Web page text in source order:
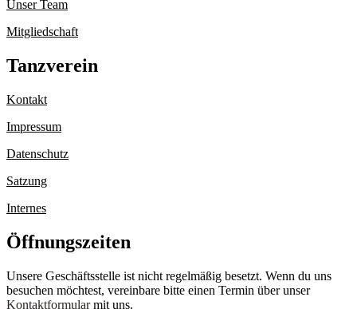
Unser Team
Mitgliedschaft
Tanzverein
Kontakt
Impressum
Datenschutz
Satzung
Internes
Öffnungszeiten
Unsere Geschäftsstelle ist nicht regelmäßig besetzt. Wenn du uns
besuchen möchtest, vereinbare bitte einen Termin über unser
Kontaktformularmit uns.